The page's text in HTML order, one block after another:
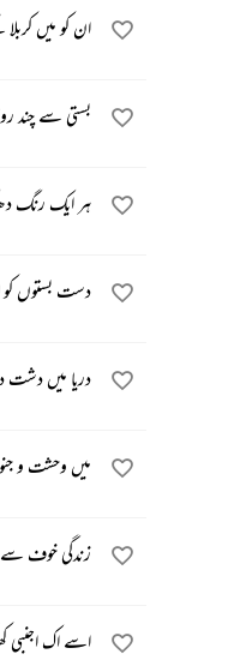
ان کو میں
بستی سے چند
ہر ایک رنگ
دست بستوں کو
دریا میں
میں وحشت و
زندگی خوف سے
اسے اک اجنبی